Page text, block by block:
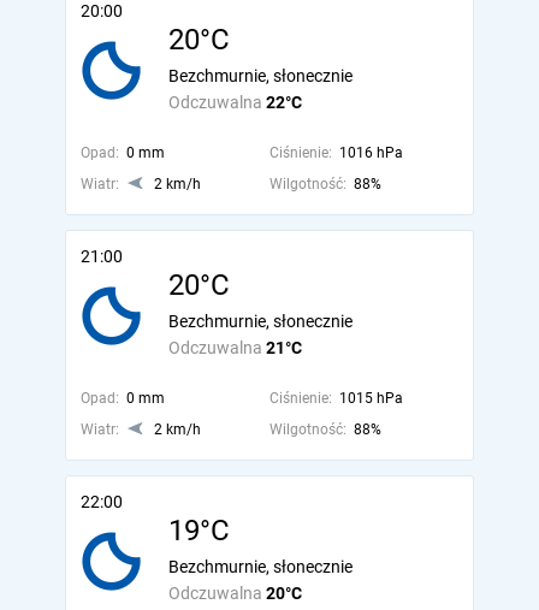
20:00
20°C
Odczuwalna 22°C
Bezchmurnie, słonecznie
Opad: 0 mm Ciśnienie: 1016 hPa
Wiatr:
2 km/h Wilgotność: 88%
21:00
20°C
Odczuwalna 21°C
Bezchmurnie, słonecznie
Opad: 0 mm Ciśnienie: 1015 hPa
Wiatr:
2 km/h Wilgotność: 88%
22:00
19°C
Odczuwalna 20°C
Bezchmurnie, słonecznie